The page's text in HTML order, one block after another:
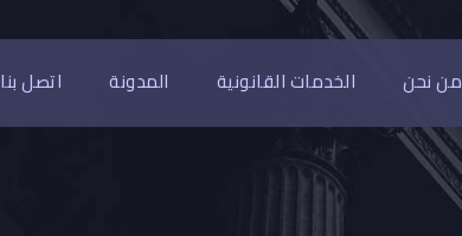
من نحن الخدمات القانونية المدونة اتصل بنا